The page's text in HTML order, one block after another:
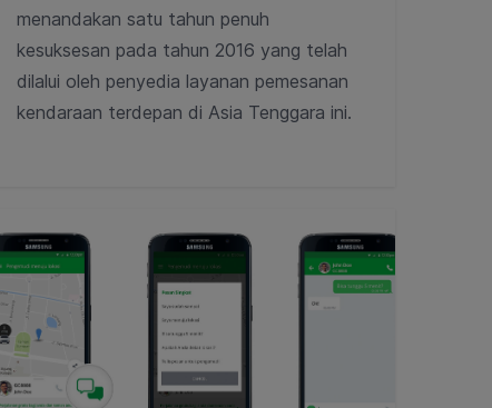
menandakan satu tahun penuh
kesuksesan pada tahun 2016 yang telah
dilalui oleh penyedia layanan pemesanan
kendaraan terdepan di Asia Tenggara ini.